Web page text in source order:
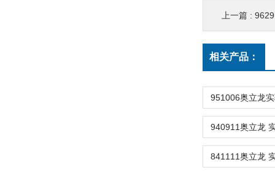
上一篇 :
相关产品：